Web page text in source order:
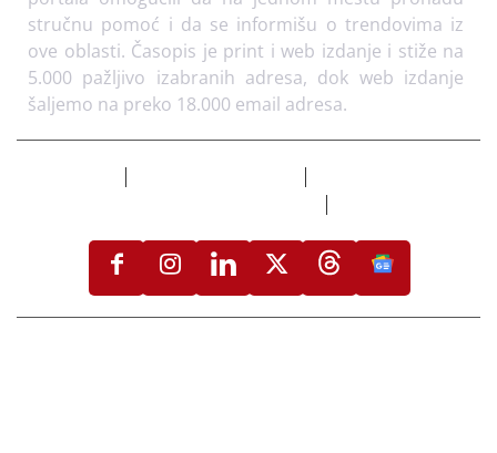
pokrenuo časopis i portal “PODOVI” jer smatramo
da se ovoj oblasti ne posvećuje dovoljno pažnje i da
podovi, generalno, zaslužuju svoje glasilo i stručni
portal. Okupljamo stručnjake i ozbiljne proizvođače
i distributere kako bismo čitaocima našeg časopisa i
portala omogućili da na jednom mestu pronađu
stručnu pomoć i da se informišu o trendovima iz
ove oblasti. Časopis je print i web izdanje i stiže na
5.000 pažljivo izabranih adresa, dok web izdanje
šaljemo na preko 18.000 email adresa.